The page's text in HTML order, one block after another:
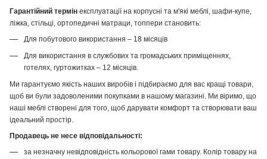
Гарантійний термін експлуатації на корпусні та м'які меблі, шафи-купе,
ліжка, стільці, ортопедичні матраци, топпери становить:
Для побутового використання – 18 місяців
Для використання в службових та громадських приміщеннях,
готелях, гуртожитках – 12 місяців.
Ми гарантуємо якість наших виробів і підбираємо для вас кращі товари,
щоб ви були задоволеними покупками в нашому магазині. Ми віримо, що
наші меблі створені для того, щоб дарувати комфорт та створювати ваш
ідеальний простір.
Продавець не несе відповідальності:
за незначну невідповідність кольорової гами товару. Колір товару на